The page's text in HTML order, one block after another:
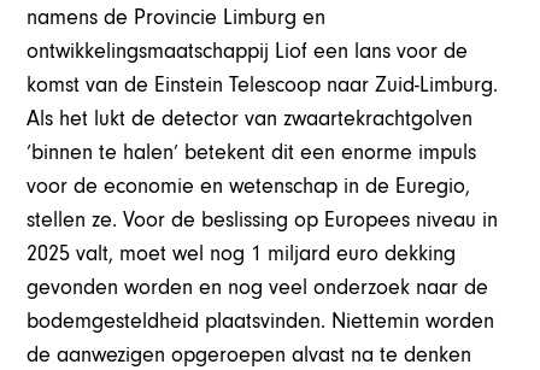
namens de Provincie Limburg en
ontwikkelingsmaatschappij Liof een lans voor de
komst van de Einstein Telescoop naar Zuid-Limburg.
Als het lukt de detector van zwaartekrachtgolven
‘binnen te halen’ betekent dit een enorme impuls
voor de economie en wetenschap in de Euregio,
stellen ze. Voor de beslissing op Europees niveau in
2025 valt, moet wel nog 1 miljard euro dekking
gevonden worden en nog veel onderzoek naar de
bodemgesteldheid plaatsvinden. Niettemin worden
de aanwezigen opgeroepen alvast na te denken